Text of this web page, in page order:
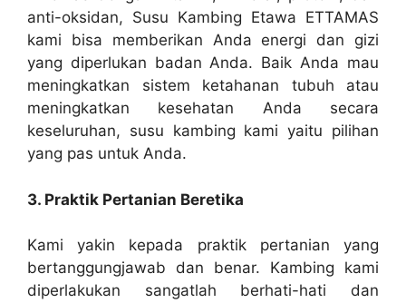
anti-oksidan, Susu Kambing Etawa ETTAMAS
kami bisa memberikan Anda energi dan gizi
yang diperlukan badan Anda. Baik Anda mau
meningkatkan sistem ketahanan tubuh atau
meningkatkan kesehatan Anda secara
keseluruhan, susu kambing kami yaitu pilihan
yang pas untuk Anda.
3. Praktik Pertanian Beretika
Kami yakin kepada praktik pertanian yang
bertanggungjawab dan benar. Kambing kami
diperlakukan sangatlah berhati-hati dan